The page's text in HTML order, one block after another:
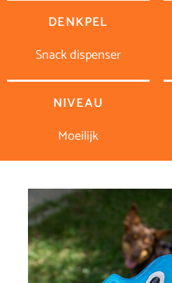
DENKPEL
Snack dispenser
NIVEAU
Moeilijk